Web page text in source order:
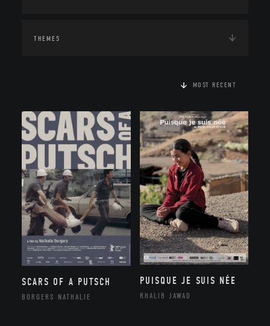
THEMES
MOST RECENT
SCARS OF A PUTSCH
BORGERS NATHALIE
PUISQUE JE SUIS NÉE
RHALIB JAWAD